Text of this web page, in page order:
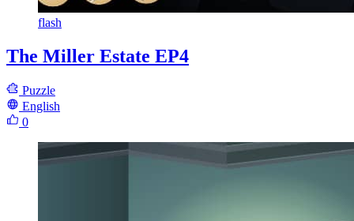
flash
The Miller Estate EP4
Puzzle
English
0